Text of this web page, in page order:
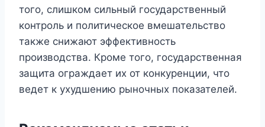
того, слишком сильный государственный
контроль и политическое вмешательство
также снижают эффективность
производства. Кроме того, государственная
защита ограждает их от конкуренции, что
ведет к ухудшению рыночных показателей.